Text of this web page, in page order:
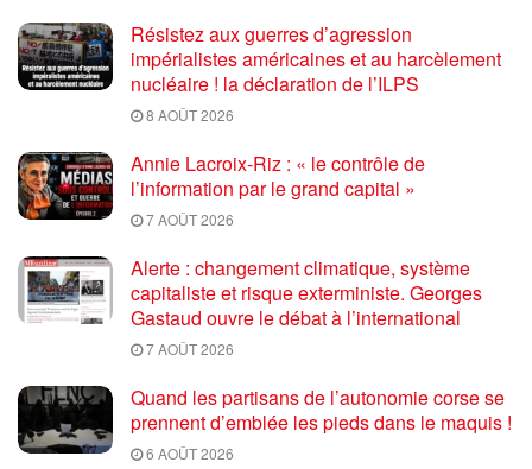
Résistez aux guerres d’agression
impérialistes américaines et au harcèlement
nucléaire ! la déclaration de l’ILPS
8 AOÛT 2026
Annie Lacroix-Riz : « le contrôle de
l’information par le grand capital »
7 AOÛT 2026
Alerte : changement climatique, système
capitaliste et risque exterministe. Georges
Gastaud ouvre le débat à l’international
7 AOÛT 2026
Quand les partisans de l’autonomie corse se
prennent d’emblée les pieds dans le maquis !
6 AOÛT 2026